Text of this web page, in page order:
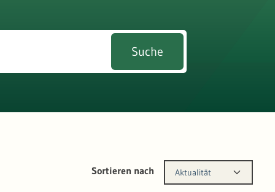
Suche
Sortieren nach Aktualität